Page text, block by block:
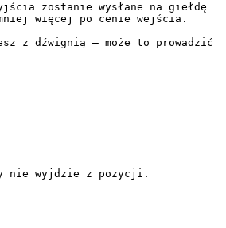
zostanie wysłane na giełdę
więcej po cenie wejścia.
z dźwignią — może to prowadzić
nie wyjdzie z pozycji.